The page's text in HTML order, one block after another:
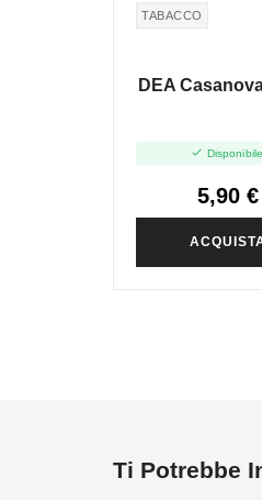
TABACCO
DEA

5,90 €
Ti Potrebbe